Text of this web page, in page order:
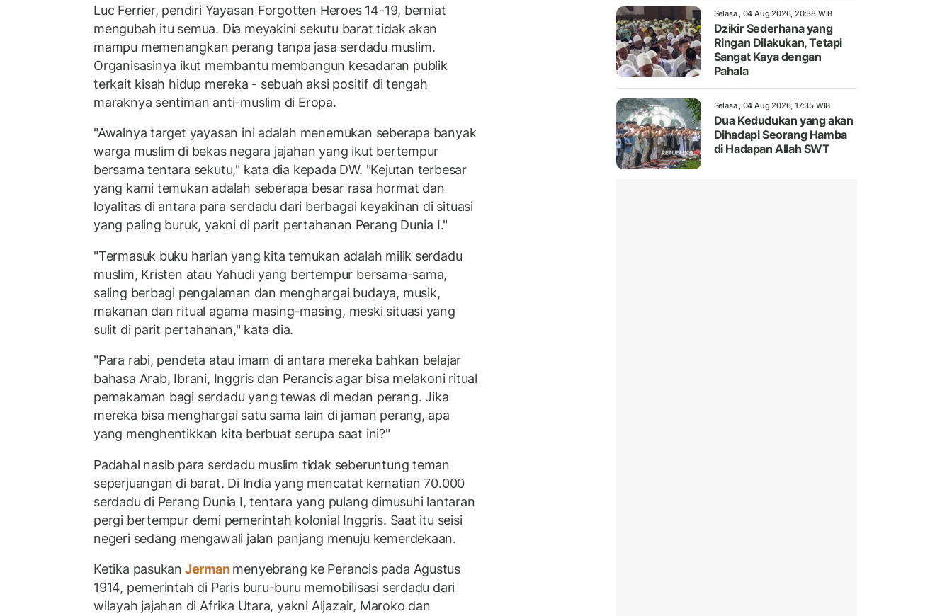
Luc Ferrier, pendiri Yayasan Forgotten Heroes 14-19, berniat
mengubah itu semua. Dia meyakini sekutu barat tidak akan
mampu memenangkan perang tanpa jasa serdadu muslim.
Organisasinya ikut membantu membangun kesadaran publik
terkait kisah hidup mereka - sebuah aksi positif di tengah
maraknya sentiman anti-muslim di Eropa.
"Awalnya target yayasan ini adalah menemukan seberapa banyak
warga muslim di bekas negara jajahan yang ikut bertempur
bersama tentara sekutu," kata dia kepada DW. "Kejutan terbesar
yang kami temukan adalah seberapa besar rasa hormat dan
loyalitas di antara para serdadu dari berbagai keyakinan di situasi
yang paling buruk, yakni di parit pertahanan Perang Dunia I."
"Termasuk buku harian yang kita temukan adalah milik serdadu
muslim, Kristen atau Yahudi yang bertempur bersama-sama,
saling berbagi pengalaman dan menghargai budaya, musik,
makanan dan ritual agama masing-masing, meski situasi yang
sulit di parit pertahanan," kata dia.
"Para rabi, pendeta atau imam di antara mereka bahkan belajar
bahasa Arab, Ibrani, Inggris dan Perancis agar bisa melakoni ritual
pemakaman bagi serdadu yang tewas di medan perang. Jika
mereka bisa menghargai satu sama lain di jaman perang, apa
yang menghentikkan kita berbuat serupa saat ini?"
Padahal nasib para serdadu muslim tidak seberuntung teman
seperjuangan di barat. Di India yang mencatat kematian 70.000
serdadu di Perang Dunia I, tentara yang pulang dimusuhi lantaran
pergi bertempur demi pemerintah kolonial Inggris. Saat itu seisi
negeri sedang mengawali jalan panjang menuju kemerdekaan.
Ketika pasukan Jermanmenyebrang ke Perancis pada Agustus
1914, pemerintah di Paris buru-buru memobilisasi serdadu dari
wilayah jajahan di Afrika Utara, yakni Aljazair, Maroko dan
Selasa , 04 Aug 2026, 20:38 WIB
Dzikir Sederhana yang
Ringan Dilakukan, Tetapi
Sangat Kaya dengan
Pahala
Selasa , 04 Aug 2026, 17:35 WIB
Dua Kedudukan yang akan
Dihadapi Seorang Hamba
di Hadapan Allah SWT